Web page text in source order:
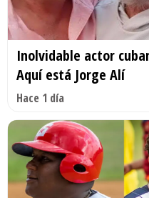
Inolvidable actor
Aquí está Jorge Alí
Hace 1 día